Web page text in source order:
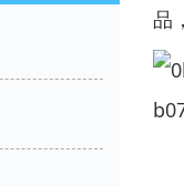
品